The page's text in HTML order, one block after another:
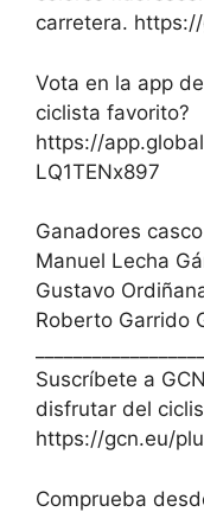
carretera.
Vota en la app
ciclista favorito?
https://
LQ1TENx897
Ganadores
Manuel Lecha
Gustavo
Roberto Garrido
Suscríbete a
disfrutar del
https://gcn.eu/
Comprueba